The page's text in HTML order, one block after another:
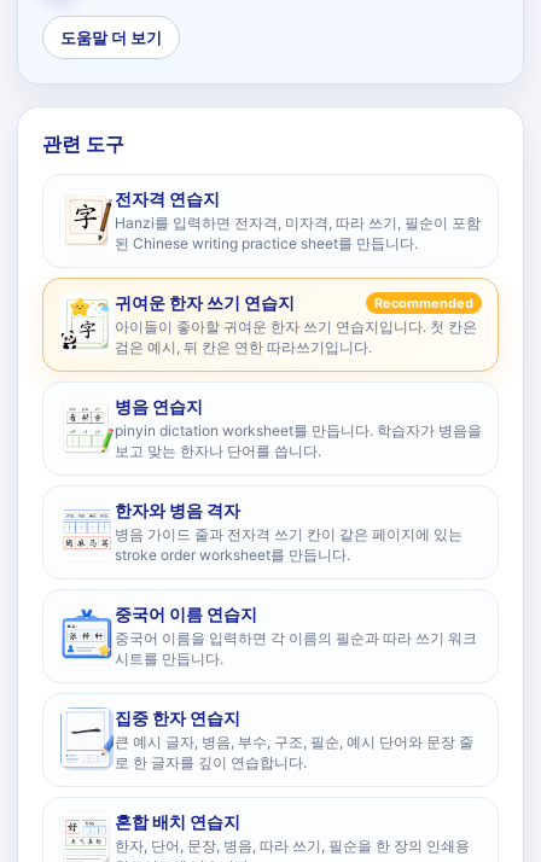
도움말 더 보기
관련 도구
전자격 연습지
Hanzi를 입력하면 전자격, 미자격, 따라 쓰기, 필순이 포함
된 Chinese writing practice sheet를 만듭니다.
귀여운 한자 쓰기 연습지 Recommended
아이들이 좋아할 귀여운 한자 쓰기 연습지입니다. 첫 칸은
검은 예시, 뒤 칸은 연한 따라쓰기입니다.
병음 연습지
pinyin dictation worksheet를 만듭니다. 학습자가 병음을
보고 맞는 한자나 단어를 씁니다.
한자와 병음 격자
병음 가이드 줄과 전자격 쓰기 칸이 같은 페이지에 있는
stroke order worksheet를 만듭니다.
중국어 이름 연습지
중국어 이름을 입력하면 각 이름의 필순과 따라 쓰기 워크
시트를 만듭니다.
집중 한자 연습지
큰 예시 글자, 병음, 부수, 구조, 필순, 예시 단어와 문장 줄
로 한 글자를 깊이 연습합니다.
혼합 배치 연습지
한자, 단어, 문장, 병음, 따라 쓰기, 필순을 한 장의 인쇄용